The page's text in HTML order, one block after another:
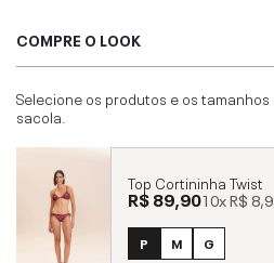
COMPRE O LOOK
Selecione os produtos e os
sacola.
Top Cortininha Twist
R$ 89,9010xR$
P M G